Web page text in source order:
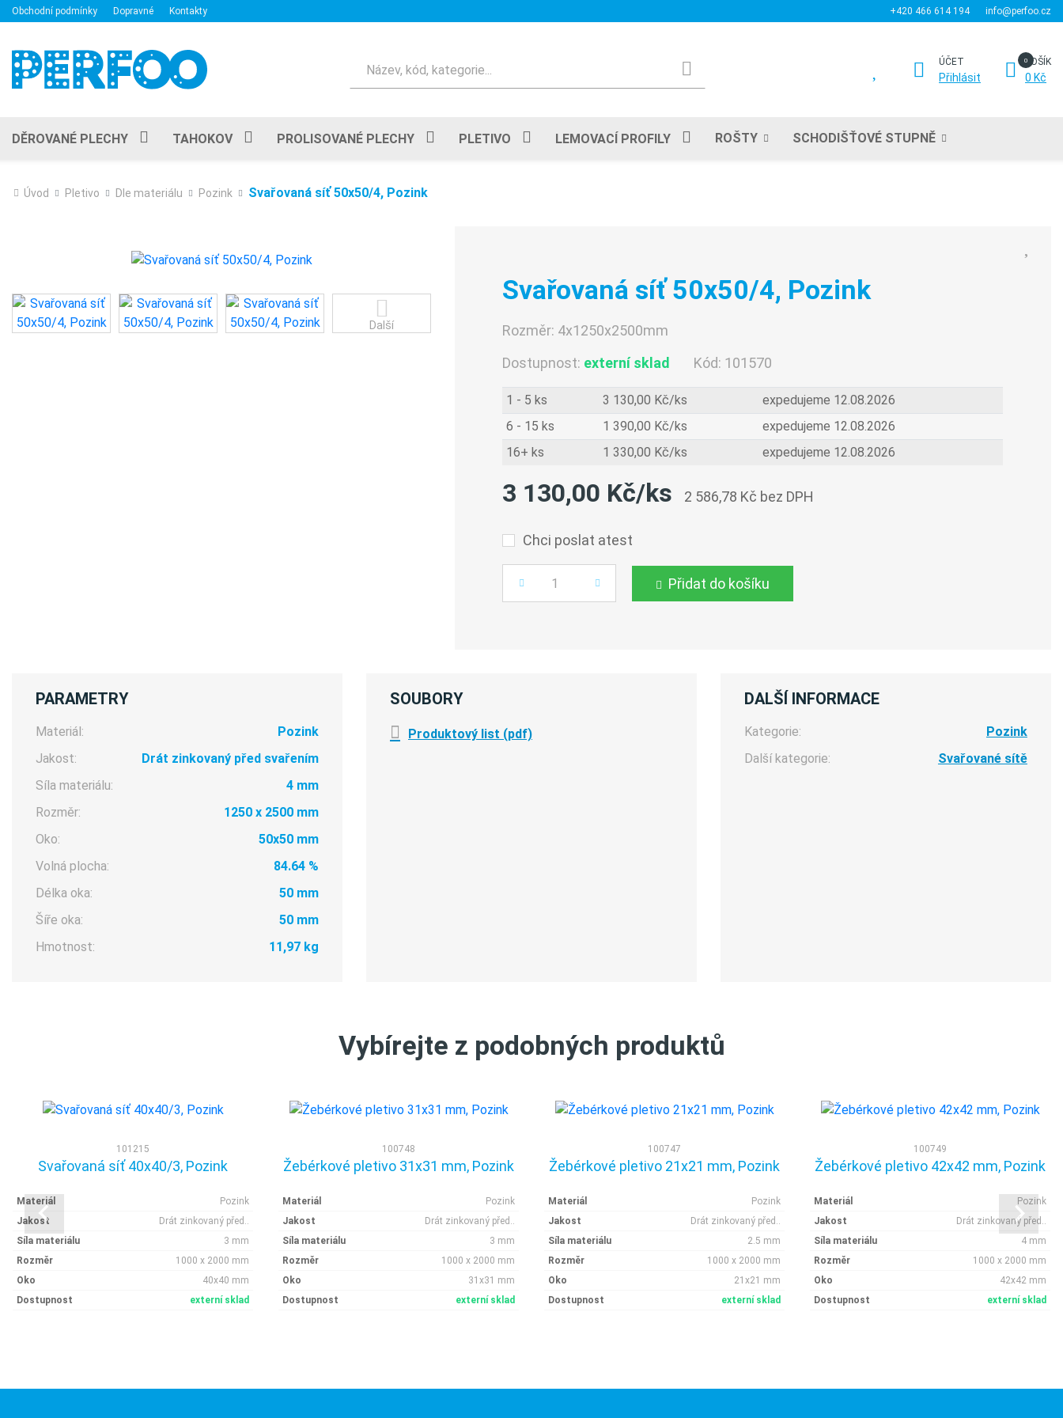
Obchodní podmínky Dopravné Kontakty +420 466 614 194 info@perfoo.cz
ÚČET
Přihlásit
KOŠÍK
0 Kč
DĚROVANÉ PLECHY TAHOKOV PROLISOVANÉ PLECHY PLETIVO LEMOVACÍ PROFILY ROŠTY SCHODIŠŤOVÉ STUPNĚ
Úvod Pletivo Dle materiálu Pozink Svařovaná síť 50x50/4, Pozink
Další
Svařovaná síť 50x50/4, Pozink
Rozměr: 4x1250x2500mm
Dostupnost: externí sklad Kód: 101570
1 - 5 ks 3 130,00 Kč/ks
expedujeme 12.08.2026
6 - 15 ks
1 390,00 Kč/ks
expedujeme 12.08.2026
16+ ks
1 330,00 Kč/ks expedujeme 12.08.2026
3 130,00 Kč/ks 2 586,78 Kč bez DPH
Chci poslat atest
Počet Přidat do košíku
PARAMETRY
Materiál:
Pozink
Jakost:
Drát zinkovaný před svařením
Síla materiálu:
4 mm
Rozměr:
1250 x 2500 mm
Oko:
50x50 mm
Volná plocha:
84.64 %
Délka oka:
50 mm
Šíře oka:
50 mm
Hmotnost:
11,97 kg
SOUBORY
Produktový list (pdf)
DALŠÍ INFORMACE
Kategorie:
Pozink
Další kategorie:
Svařované sítě
Vybírejte z podobných produktů
101215
Svařovaná síť 40x40/3, Pozink
Materiál
Pozink
Jakost
Drát zinkovaný před..
Síla materiálu
3 mm
Rozměr
1000 x 2000 mm
Oko
40x40 mm
Dostupnost
externí sklad
100748
Žebérkové pletivo 31x31 mm, Pozink
Materiál
Pozink
Jakost
Drát zinkovaný před..
Síla materiálu
3 mm
Rozměr
1000 x 2000 mm
Oko
31x31 mm
Dostupnost
externí sklad
100747
Žebérkové pletivo 21x21 mm, Pozink
Materiál
Pozink
Jakost
Drát zinkovaný před..
Síla materiálu
2.5 mm
Rozměr
1000 x 2000 mm
Oko
21x21 mm
Dostupnost
externí sklad
100749
Žebérkové pletivo 42x42 mm, Pozink
Materiál
Pozink
Jakost
Drát zinkovaný před..
Síla materiálu
4 mm
Rozměr
1000 x 2000 mm
Oko
42x42 mm
Dostupnost
externí sklad